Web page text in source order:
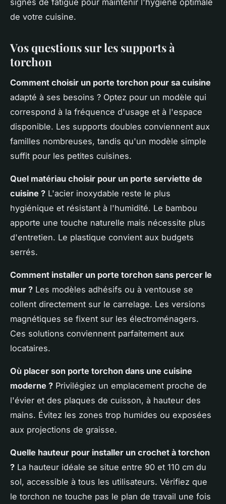
de votre cuisine.
Vos questions sur les supports à
torchon
Comment choisir un porte torchon pour sa cuisine
adapté à ses besoins ? Optez pour un modèle qui
correspond à la fréquence d'usage et à l'espace
disponible. Les supports doubles conviennent aux
familles nombreuses, tandis qu'un modèle simple
suffit pour les petites cuisines.
Quel matériau choisir pour un porte serviette de
cuisine ? L'acier inoxydable reste le plus
hygiénique et résistant à l'humidité. Le bambou
apporte une touche naturelle mais nécessite plus
d'entretien. Le plastique convient aux budgets
serrés.
Comment installer un porte torchon sans percer le
mur ? Les modèles adhésifs ou à ventouse se
collent directement sur le carrelage. Les versions
magnétiques se fixent sur les électroménagers.
Ces solutions conviennent parfaitement aux
locataires.
Où placer son porte torchon dans une cuisine
moderne ? Privilégiez un emplacement proche de
l'évier et des plaques de cuisson, à hauteur des
mains. Évitez les zones trop humides ou exposées
aux projections de graisse.
Quelle hauteur pour installer un crochet à torchon
? La hauteur idéale se situe entre 90 et 110 cm du
sol, accessible à tous les utilisateurs. Vérifiez que
le torchon ne touche pas le plan de travail une fois